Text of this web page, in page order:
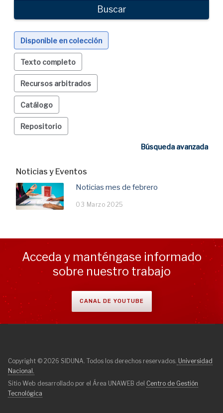
journals
more
Buscar
Disponible en colección
Texto completo
Recursos arbitrados
Catálogo
Repositorio
Búsqueda avanzada
Noticias y Eventos
Noticias mes de febrero
03 Marzo 2025
Acceda y manténgase informado
sobre nuestro trabajo
CANAL DE YOUTUBE
Copyright © 2026 SIDUNA. Todos los derechos reservados. Universidad
Nacional.
Sitio Web desarrollado por el Área UNAWEB del Centro de Gestión
Tecnológica